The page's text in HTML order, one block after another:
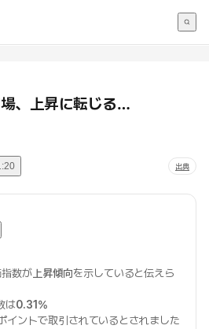
、上昇に転じる…
出典
数が 上昇傾向を示していると伝えら
は0.31%
ントで取引されているとされました